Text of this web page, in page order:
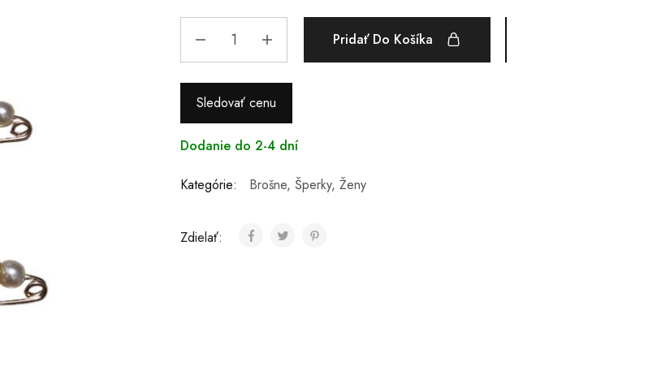
Pridať Do Košíka
Sledovať cenu
Dodanie do 2-4 dní
Kategórie: Brošne, Šperky, Ženy
Zdielať: